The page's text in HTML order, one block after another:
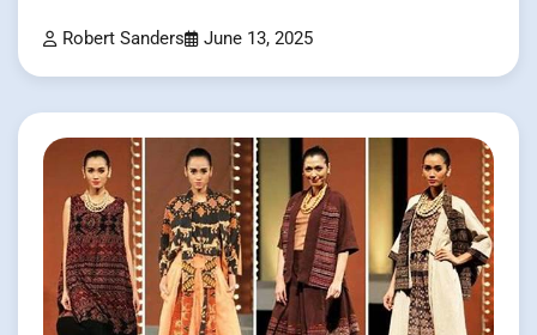
Robert Sanders June 13, 2025